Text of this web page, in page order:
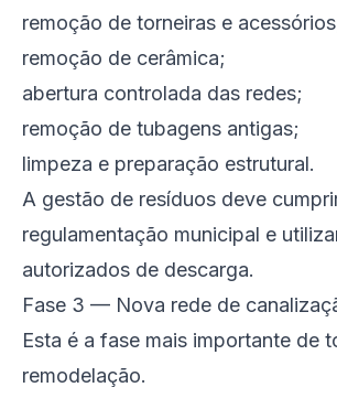
remoção de torneiras e
remoção de cerâmica;
abertura controlada das redes;
remoção de tubagens antigas;
limpeza e preparação estrutural.
A gestão de resíduos deve
regulamentação municipal e
autorizados de descarga.
Fase 3 — Nova rede de
Esta é a fase mais importante de
remodelação.